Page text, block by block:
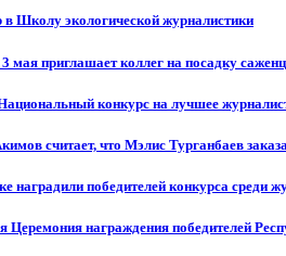
в Школу экологической журналистики
приглашает коллег на посадку
конкурс на лучшее
считает, что Мэлис Турганбаев
наградили победителей конкурса среди
Церемония награждения победителей